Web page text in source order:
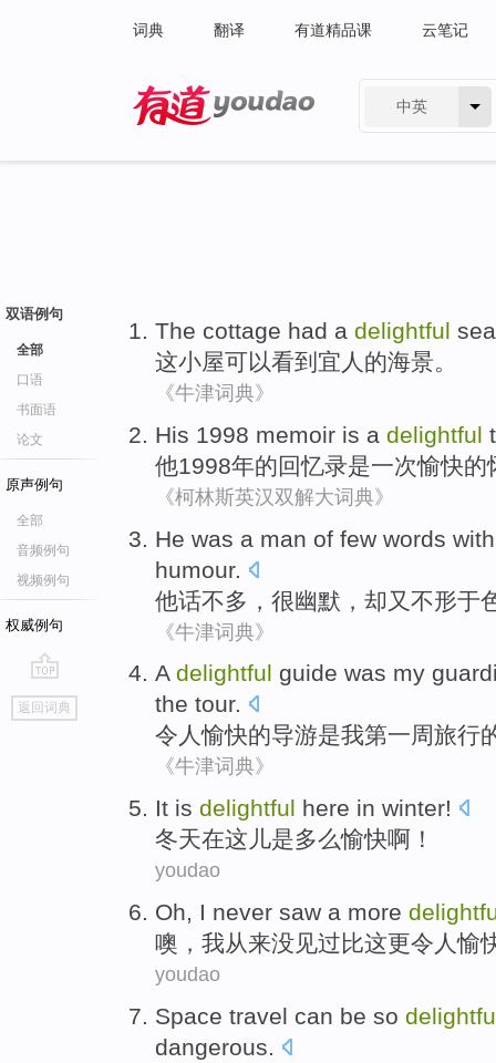
词典 翻译 有道精品课 云笔记
中英
双语例句
全部
口语
书面语
论文
原声例句
全部
音频例句
视频例句
权威例句
go
top
返回词典
The cottage had a delightful
这小屋可以看到 宜人 的海景。
《牛津词典》
His 1998 memoir is a delightful
他1998年的回忆录是一次愉快的
《柯林斯英汉双解大词典》
He was a man of few words
humour.
他话不多 ， 很幽默 ，却又不形于
《牛津词典》
A delightful guide was my
the tour.
令人愉快的导游是我第一周旅行
《牛津词典》
It is delightful here in winter!
冬天在这儿是多么愉快啊！
youdao
Oh, I never saw a more
噢 ， 我从来没见过比这更令人愉
youdao
Space travel can be so
dangerous.